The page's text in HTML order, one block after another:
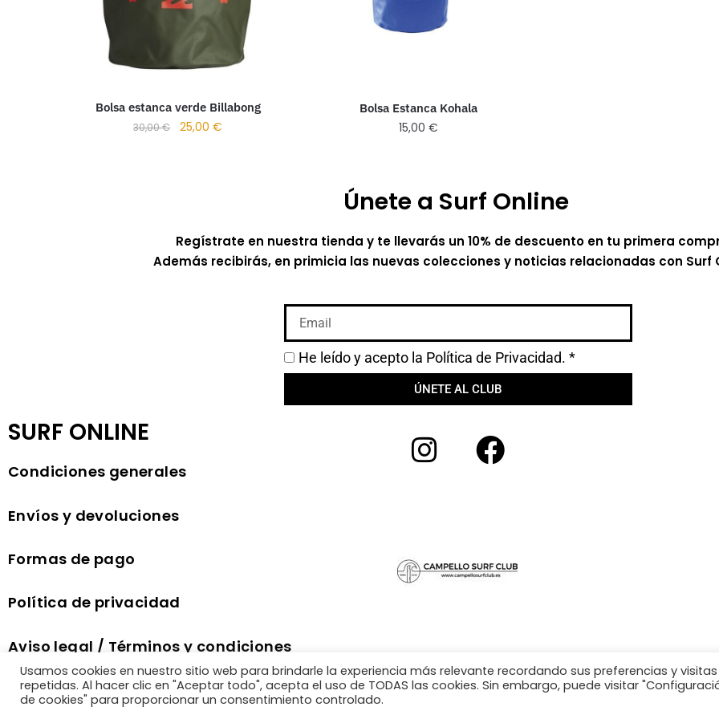
Bolsa estanca verde Billabong
30,00€ 25,00€
Bolsa Estanca Kohala
15,00 €
Únete a Surf Online
Regístrate en nuestra tienda y te llevarás un 10% de descuento en tu primera
Además recibirás, en primicia las nuevas colecciones y noticias relacionadas con Surf
He leído y acepto la Política de Privacidad. *
ÚNETE AL CLUB
SURF ONLINE
Condiciones generales
Envíos y devoluciones
Formas de pago
Política de privacidad
Aviso legal / Términos y condiciones
comercio electrónico
Política de cookies
Usamos cookies en nuestro sitio web para brindarle la experiencia más relevante recordando sus preferencias y visitas
repetidas. Al hacer clic en "Aceptar todo", acepta el uso de TODAS las cookies. Sin embargo, puede visitar
de cookies" para proporcionar un consentimiento controlado.